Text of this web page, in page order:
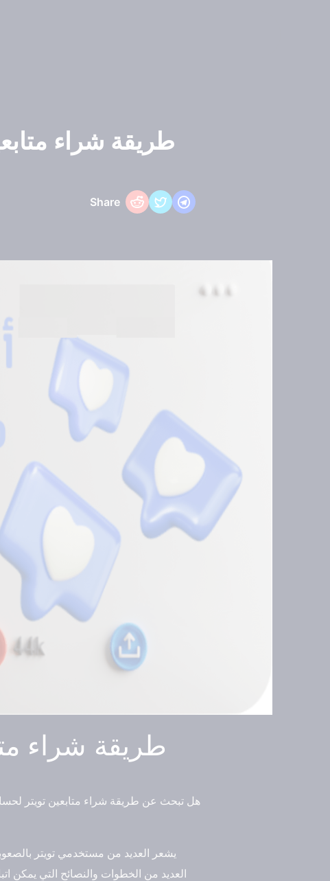
طريقة شراء
Share
طريقة شراء
هل تبحث عن طريقة شراء متابعين تويتر
يشعر العديد من مستخدمي تويتر
العديد من الخطوات والنصائح التي يمكن